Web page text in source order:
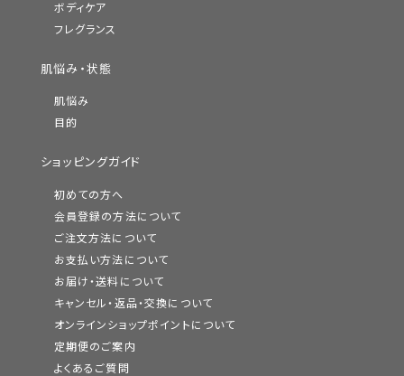
ボディケア
フレグランス
肌悩み・状態
肌悩み
目的
ショッピングガイド
初めての方へ
会員登録の方法について
ご注文方法について
お支払い方法について
お届け・送料について
キャンセル・返品・交換について
オンラインショップポイントについて
定期便のご案内
よくあるご質問